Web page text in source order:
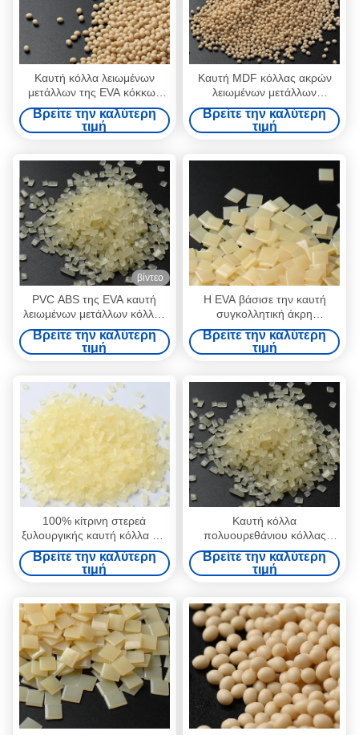
Καυτή κόλλα λειωμένων
μετάλλων της EVA κόκκων
για την κόλλα ξυλουργικής
ζώνης ακρών
Βρείτε την καλύτερη
τιμή
Καυτή MDF κόλλας ακρών
λειωμένων μετάλλων
σφραγίζοντας χαρτονιού
σκληρού ξύλου κόλλα
λειωμένων μετάλλων
Βρείτε την καλύτερη
τιμή
βίντεο
PVC ABS της EVA καυτή
λειωμένων μετάλλων κόλλας
της EVA καυτή ζώνη ακρών
καπλαμάδων λειωμένων
μετάλλων συγκολλητική
Βρείτε την καλύτερη
τιμή
Η EVA βάσισε την καυτή
συγκολλητική άκρη
λειωμένων μετάλλων
ενώνοντας τη συγκολλητική
σύνδεση PVC
Βρείτε την καλύτερη
τιμή
100% κίτρινη στερεά
ξυλουργικής καυτή κόλλα PU
λειωμένων μετάλλων
συγκολλητική για το ξύλο
Βρείτε την καλύτερη
τιμή
Καυτή κόλλα
πολυουρεθάνιου κόλλας
πολυουρεθάνιου CAS
No7085-85-0 ξύλινη για τα
έπιπλα
Βρείτε την καλύτερη
τιμή